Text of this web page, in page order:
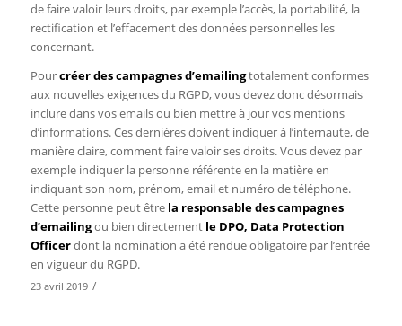
de faire valoir leurs droits, par exemple l’accès, la portabilité, la
rectification et l’effacement des données personnelles les
concernant.
Pourcréer des campagnes d’emailingtotalement conformes
aux nouvelles exigences du RGPD, vous devez donc désormais
inclure dans vos emails ou bien mettre à jour vos mentions
d’informations. Ces dernières doivent indiquer à l’internaute, de
manière claire, comment faire valoir ses droits. Vous devez par
exemple indiquer la personne référente en la matière en
indiquant son nom, prénom, email et numéro de téléphone.
Cette personne peut être la responsable des campagnes
d’emailingou bien directement le DPO, Data Protection
Officerdont la nomination a été rendue obligatoire par l’entrée
en vigueur du RGPD.
23 avril 2019 /